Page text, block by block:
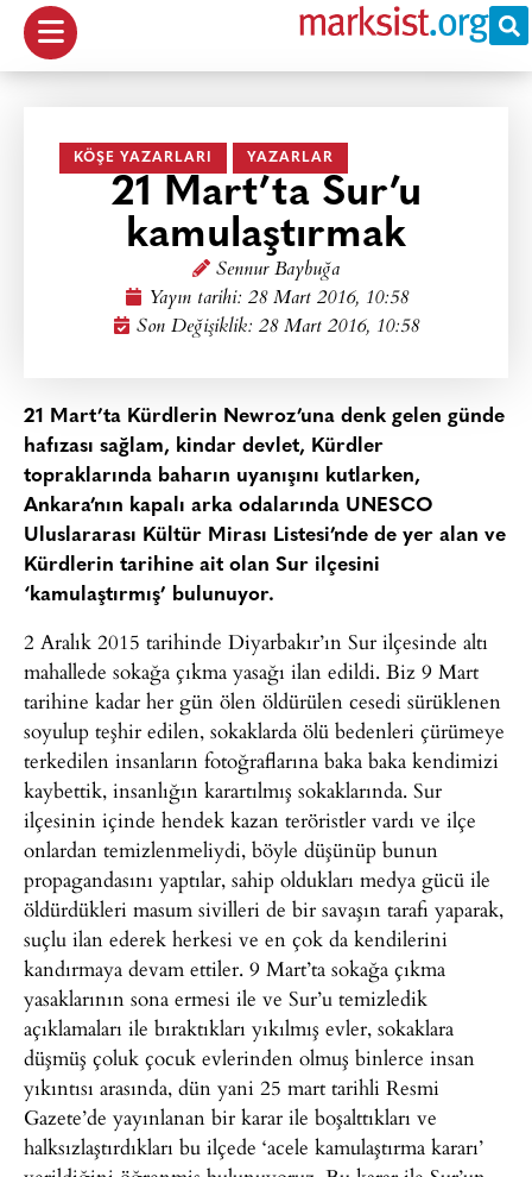
KÖŞE YAZARLARI YAZARLAR
21 Mart’ta Sur’u
kamulaştırmak
Sennur Baybuğa
Yayın tarihi: 28 Mart 2016, 10:58
Son Değişiklik: 28 Mart 2016, 10:58
21 Mart’ta Kürdlerin Newroz’una denk gelen günde
hafızası sağlam, kindar devlet, Kürdler
topraklarında baharın uyanışını kutlarken,
Ankara’nın kapalı arka odalarında UNESCO
Uluslararası Kültür Mirası Listesi’nde de yer alan ve
Kürdlerin tarihine ait olan Sur ilçesini
‘kamulaştırmış’ bulunuyor.
2 Aralık 2015 tarihinde Diyarbakır’ın Sur ilçesinde altı
mahallede sokağa çıkma yasağı ilan edildi. Biz 9 Mart
tarihine kadar her gün ölen öldürülen cesedi sürüklenen
soyulup teşhir edilen, sokaklarda ölü bedenleri çürümeye
terkedilen insanların fotoğraflarına baka baka kendimizi
kaybettik, insanlığın karartılmış sokaklarında. Sur
ilçesinin içinde hendek kazan teröristler vardı ve ilçe
onlardan temizlenmeliydi, böyle düşünüp bunun
propagandasını yaptılar, sahip oldukları medya gücü ile
öldürdükleri masum sivilleri de bir savaşın tarafı yaparak,
suçlu ilan ederek herkesi ve en çok da kendilerini
kandırmaya devam ettiler. 9 Mart’ta sokağa çıkma
yasaklarının sona ermesi ile ve Sur’u temizledik
açıklamaları ile bıraktıkları yıkılmış evler, sokaklara
düşmüş çoluk çocuk evlerinden olmuş binlerce insan
yıkıntısı arasında, dün yani 25 mart tarihli Resmi
Gazete’de yayınlanan bir karar ile boşalttıkları ve
halksızlaştırdıkları bu ilçede ‘acele kamulaştırma kararı’